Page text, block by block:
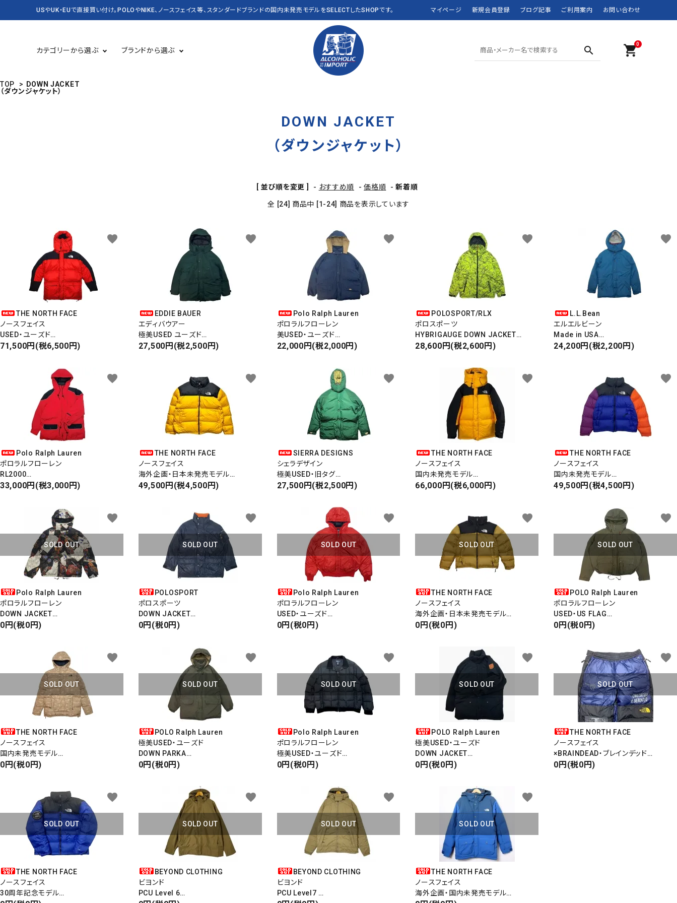
USやUK・EUで直接買い付け。POLOやNIKE、ノースフェイス等、スタンダードブランドの国内未発売モデルをSELECTしたSHOPです。 マイページ 新規会員登録 ブログ記事 ご利用案内 お問い合わせ
カテゴリーから選ぶ
PANTS パンツ VEST ベスト
OTHER その他 CAP キャップ
ブランドから選ぶ
Polo Ralph Lauren RLX
THE NORTH FACE Abercrombie & Fitch
PENDLETON Reyn Spooner
OTHER BRANDS
search
0
shopping_cart
TOP >
DOWN JACKET
（ダウンジャケット）
DOWN JACKET
（ダウンジャケット）
[ 並び順を変更 ] - おすすめ順 -価格順 -新着順
全 [24] 商品中 [1-24] 商品を表示しています
THE NORTH FACE
ノースフェイス
USED・ユーズド
HIMARAYAN PARKA
71,500円(税6,500円)
favorite
EDDIE BAUER
エディバウアー
極美USED ユーズド
DOWN PARKA/JACKET
27,500円(税2,500円)
favorite
Polo Ralph Lauren
ポロラルフローレン
美USED・ユーズド
DOWN PARKA/JACKET
22,000円(税2,000円)
favorite
POLOSPORT/RLX
ポロスポーツ
HYBRIGAUGE DOWN JACKET
ハイブリゲージダウンジャケット
28,600円(税2,600円)
favorite
L.L.Bean
エルエルビーン
Made in USA
極美USED ユーズド
24,200円(税2,200円)
favorite
Polo Ralph Lauren
ポロラルフローレン
RL2000
極美USED・ユーズド
33,000円(税3,000円)
favorite
THE NORTH FACE
ノースフェイス
海外企画・日本未発売モデル
1996 RETRO NUPTSE JACKET
49,500円(税4,500円)
favorite
SIERRA DESIGNS
シェラデザイン
極美USED・旧タグ
DOWN JACKET
27,500円(税2,500円)
favorite
THE NORTH FACE
ノースフェイス
国内未発売モデル
1994 HIMARAYAN PARKA
66,000円(税6,000円)
favorite
THE NORTH FACE
ノースフェイス
国内未発売モデル
1996 NUPTSEJACKET
49,500円(税4,500円)
favorite
SOLD OUT
Polo Ralph Lauren
ポロラルフローレン
DOWN JACKET
ダウンジャケット
0円(税0円)
favorite
SOLD OUT
POLOSPORT
ポロスポーツ
DOWN JACKET
ダウンジャケット
0円(税0円)
favorite
SOLD OUT
Polo Ralph Lauren
ポロラルフローレン
USED・ユーズド
DOWN JACKET
0円(税0円)
favorite
SOLD OUT
THE NORTH FACE
ノースフェイス
海外企画・日本未発売モデル
1996 RETRO NUPTSE JACKET
0円(税0円)
favorite
SOLD OUT
POLO Ralph Lauren
ポロラルフローレン
USED・US FLAG
DOWN JACKET
0円(税0円)
favorite
SOLD OUT
THE NORTH FACE
ノースフェイス
国内未発売モデル
CRANE FLATS DOWN PULLOVER
0円(税0円)
favorite
SOLD OUT
POLO Ralph Lauren
極美USED・ユーズド
DOWN PARKA
ダウンパーカー
1990 Downhill Skier
0円(税0円)
favorite
SOLD OUT
Polo Ralph Lauren
ポロラルフローレン
極美USED・ユーズド
DOWN JACKET
0円(税0円)
favorite
SOLD OUT
POLO Ralph Lauren
極美USED・ユーズド
DOWN JACKET
ダウンジャケット
0円(税0円)
favorite
SOLD OUT
THE NORTH FACE
ノースフェイス
×BRAINDEAD・ブレインデッド
NUPTSE PANTS
0円(税0円)
favorite
SOLD OUT
THE NORTH FACE
ノースフェイス
30周年記念モデル
favorite
SOLD OUT
BEYOND CLOTHING
ビヨンド
PCU Level 6
favorite
SOLD OUT
BEYOND CLOTHING
ビヨンド
PCU Level7
favorite
SOLD OUT
THE NORTH FACE
ノースフェイス
海外企画・国内未発売モデル
favorite
キーワード
カテゴリー
検索する